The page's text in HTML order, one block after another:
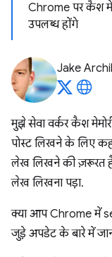
Chrome पर कैश
उपलब्ध होंगे
Jake
मुझे सेवा वर्कर कैश
पोस्ट लिखने के लिए
लेख लिखने की ज़रूरत
लेख लिखना पड़ा.
क्या आप Chrome में
जुड़े अपडेट के बारे में